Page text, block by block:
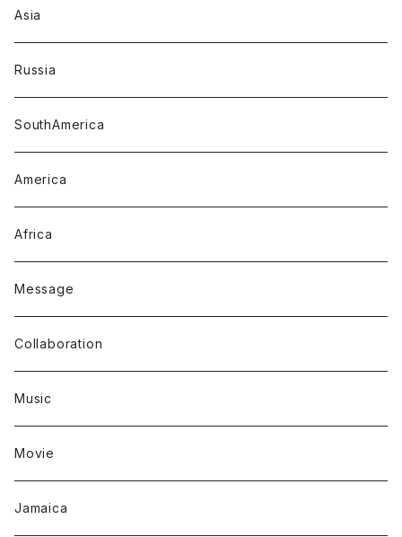
Asia
Russia
SouthAmerica
America
Africa
Message
Collaboration
Music
Movie
Jamaica